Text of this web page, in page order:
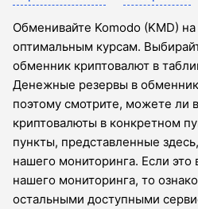
Обменивайте Komodo (KMD)
оптимальным курсам.
обменник криптовалют в
Денежные резервы в
поэтому смотрите, можете ли
криптовалюты в конкретном
пункты, представленные
нашего мониторинга. Если
нашего мониторинга, то
остальными доступными